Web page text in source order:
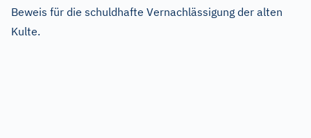
Beweis für die schuldhafte Vernachlässigung der alten
Kulte.